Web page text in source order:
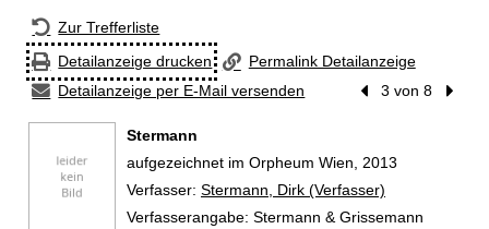
Zur Trefferliste
Detailanzeige drucken
Permalink Detailanzeige
Detailanzeige per E-Mail versenden
Vorheriger Treffer
3 von 8
Stermann
aufgezeichnet im Orpheum Wien, 2013
Verfasser: Suche nach diesem Verfasser
Stermann, Dirk (Verfasser)
Verfasserangabe: Stermann & Grissemann